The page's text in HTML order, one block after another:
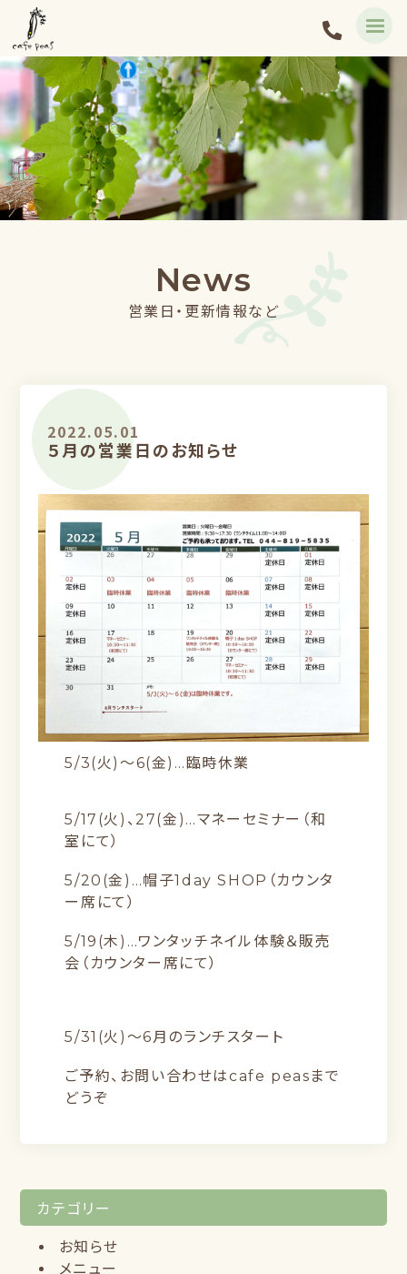
News
営業日・更新情報など
2022.05.01
５月の営業日のお知らせ
5/3(火)〜6(金)…臨時休業
5/17(火)、27(金)…マネーセミナー（和
室にて）
5/20(金)…帽子1day SHOP（カウンタ
ー席にて）
5/19(木)…ワンタッチネイル体験＆販売
会（カウンター席にて）
5/31(火)〜6月のランチスタート
ご予約、お問い合わせはcafe peasまで
どうぞ
カテゴリー
お知らせ
メニュー